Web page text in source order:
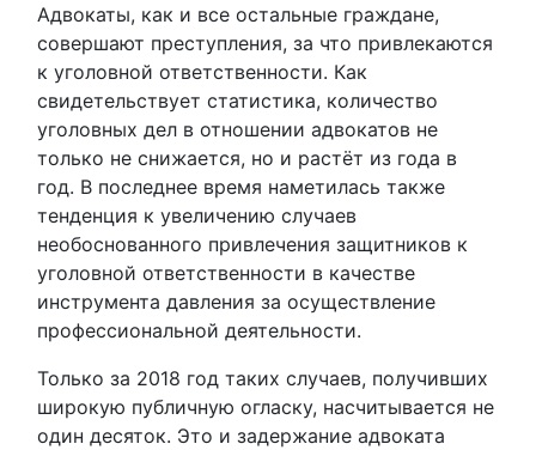
Адвокаты, как и все остальные граждане,
совершают преступления, за что привлекаются
к уголовной ответственности. Как
свидетельствует статистика, количество
уголовных дел в отношении адвокатов не
только не снижается, но и растёт из года в
год. В последнее время наметилась также
тенденция к увеличению случаев
необоснованного привлечения защитников к
уголовной ответственности в качестве
инструмента давления за осуществление
профессиональной деятельности.
Только за 2018 год таких случаев, получивших
широкую публичную огласку, насчитывается не
один десяток. Это и задержание адвоката